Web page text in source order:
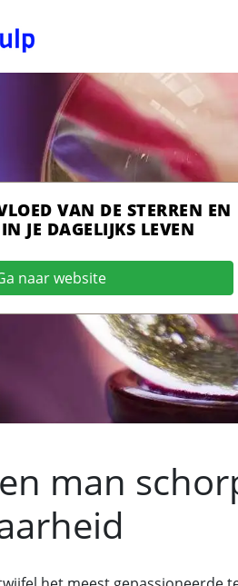
VAN DE STERREN EN
JE DAGELIJKS LEVEN
naar website
man